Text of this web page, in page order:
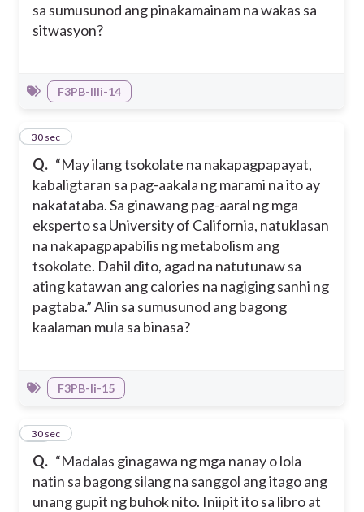
sa sumusunod ang pinakamainam na wakas sa
sitwasyon?
F3PB-IIIi-14
Q. “May ilang tsokolate na nakapagpapayat,
kabaligtaran sa pag-aakala ng marami na ito ay
nakatataba. Sa ginawang pag-aaral ng mga
eksperto sa University of California, natuklasan
na nakapagpapabilis ng metabolism ang
tsokolate. Dahil dito, agad na natutunaw sa
ating katawan ang calories na nagiging sanhi ng
pagtaba.” Alin sa sumusunod ang bagong
kaalaman mula sa binasa?
27
30 sec
F3PB-Ii-15
Q. “Madalas ginagawa ng mga nanay o lola
natin sa bagong silang na sanggol ang itago ang
unang gupit ng buhok nito. Iniipit ito sa libro at
28
30 sec